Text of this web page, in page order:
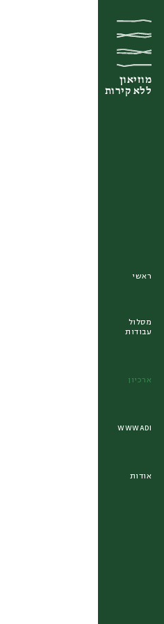
מוזיאון
ללא קירות
מוזיאון
ללא קירות
מוזיאון
ללא קירות
ראשי
מסלול
עבודות
ארכיון
WWWADI
אודות